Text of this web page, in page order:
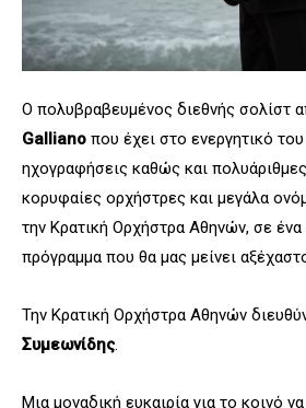
Ο πολυβραβευμένος διεθνής σολίστ
Galliano που έχει στο ενεργητικό
ηχογραφήσεις καθώς και
κορυφαίες ορχήστρες και μεγάλα
την Κρατική Ορχήστρα Αθηνών, σε
πρόγραμμα που θα μας μείνει
Την Κρατική Ορχήστρα Αθηνών
Συμεωνίδης.
Μια μοναδική ευκαιρία για το κοινό